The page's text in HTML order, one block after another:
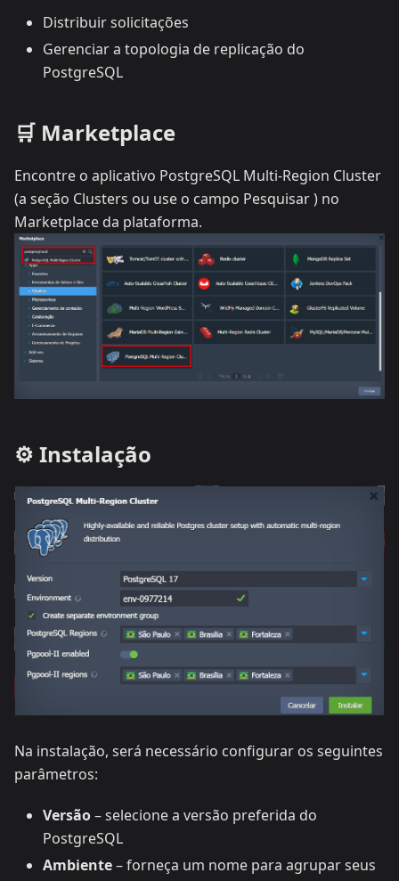
Distribuir solicitações
Gerenciar a topologia de replicação do
PostgreSQL
🛒 Marketplace
Encontre o aplicativo PostgreSQL Multi-Region Cluster
(a seção Clusters ou use o campo Pesquisar ) no
Marketplace da plataforma.
⚙️ Instalação
Na instalação, será necessário configurar os seguintes
parâmetros:
Versão– selecione a versão preferida do
PostgreSQL
Ambiente– forneça um nome para agrupar seus